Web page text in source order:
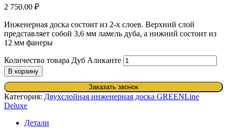
2 750.00 ₽
Инженерная доска состоит из 2-х слоев. Верхний слой
представляет собой 3,6 мм ламель дуба, а нижний состоит из
12 мм фанеры
Количество товара Дуб Аликанте
В корзину
Заказать звонок
Категория: Двухслойная инженерная доска GREENLine
Deluxe
Детали